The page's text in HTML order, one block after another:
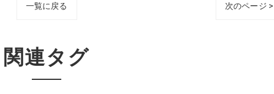
一覧に戻る 次のページ >
関連タグ